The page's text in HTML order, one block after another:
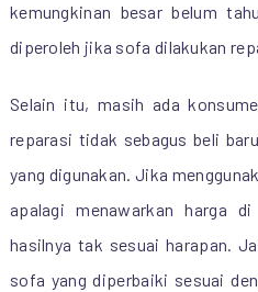
kemungkinan besar belum
diperoleh jika sofa dilakukan
Selain itu, masih ada
reparasi tidak sebagus beli
yang digunakan. Jika
apalagi menawarkan harga
hasilnya tak sesuai harapan.
sofa yang diperbaiki sesuai